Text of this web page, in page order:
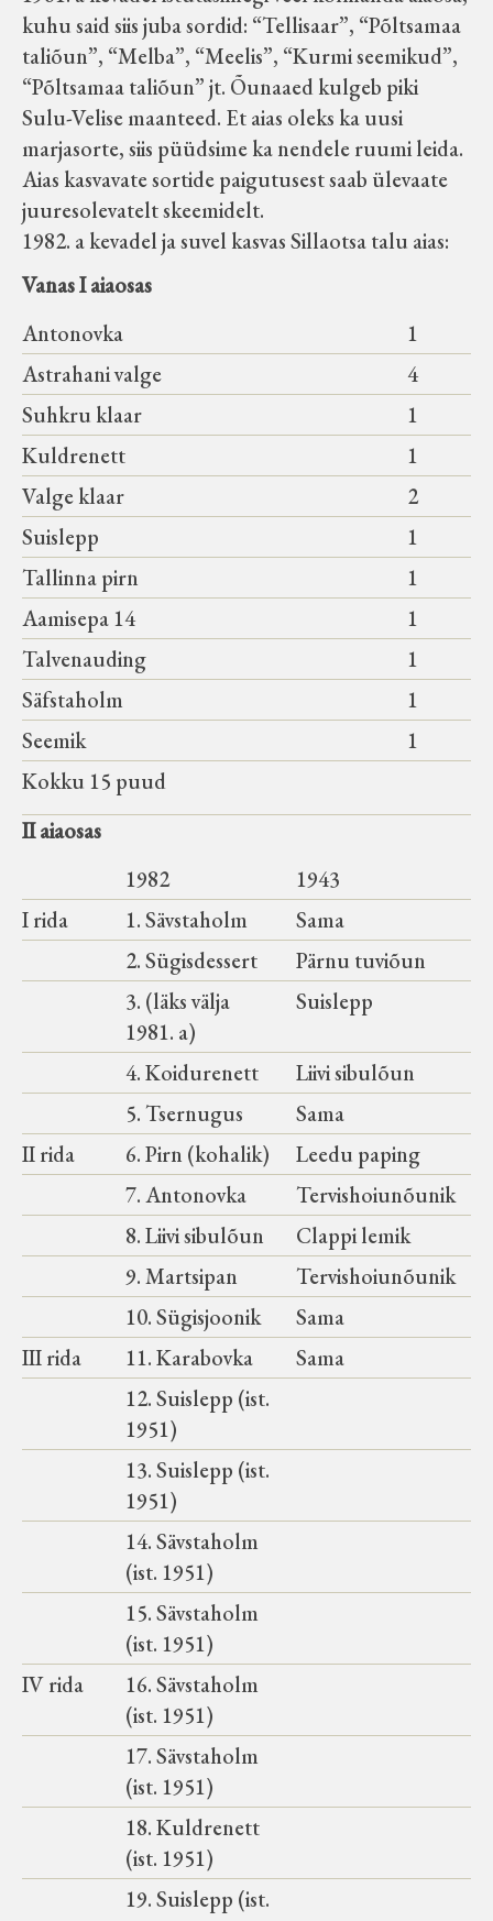
kuhu said siis juba sordid: “Tellisaar”, “Põltsamaa
taliõun”, “Melba”, “Meelis”, “Kurmi seemikud”,
“Põltsamaa taliõun” jt. Õunaaed kulgeb piki
Sulu-Velise maanteed. Et aias oleks ka uusi
marjasorte, siis püüdsime ka nendele ruumi leida.
Aias kasvavate sortide paigutusest saab ülevaate
juuresolevatelt skeemidelt.
1982. a kevadel ja suvel kasvas Sillaotsa talu aias:
Vanas I aiaosas
Antonovka
1
Astrahani valge
4
Suhkru klaar
1
Kuldrenett
1
Valge klaar
2
Suislepp
1
Tallinna pirn
1
Aamisepa 14
1
Talvenauding
1
Säfstaholm
1
Seemik
1
Kokku 15 puud
II aiaosas
1982
1943
I rida
1. Sävstaholm
Sama
2. Sügisdessert
Pärnu tuviõun
3. (läks välja
1981. a)
Suislepp
4. Koidurenett
Liivi sibulõun
5. Tsernugus
Sama
II rida
6. Pirn (kohalik)
Leedu paping
7. Antonovka
Tervishoiunõunik
8. Liivi sibulõun
Clappi lemik
9. Martsipan
Tervishoiunõunik
10. Sügisjoonik
Sama
III rida
11. Karabovka
Sama
12. Suislepp (ist.
1951)
13. Suislepp (ist.
1951)
14. Sävstaholm
(ist. 1951)
15. Sävstaholm
(ist. 1951)
IV rida
16. Sävstaholm
(ist. 1951)
17. Sävstaholm
(ist. 1951)
18. Kuldrenett
(ist. 1951)
19. Suislepp (ist.